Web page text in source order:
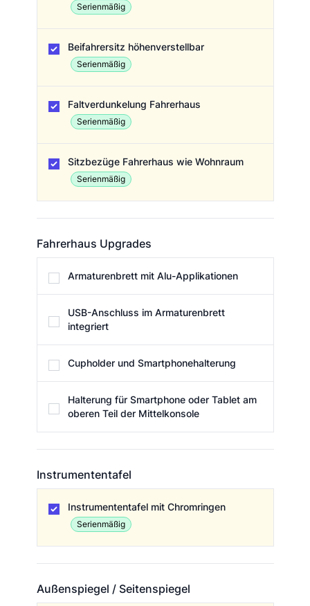
Serienmäßig
Beifahrersitz höhenverstellbar
Serienmäßig
Faltverdunkelung Fahrerhaus
Serienmäßig
Sitzbezüge Fahrerhaus wie Wohnraum
Serienmäßig
Fahrerhaus Upgrades
Armaturenbrett mit Alu-Applikationen
USB-Anschluss im Armaturenbrett
integriert
Cupholder und Smartphonehalterung
Halterung für Smartphone oder Tablet am
oberen Teil der Mittelkonsole
Instrumententafel
Instrumententafel mit Chromringen
Serienmäßig
Außenspiegel / Seitenspiegel